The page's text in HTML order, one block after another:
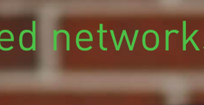
de inhoud gaan